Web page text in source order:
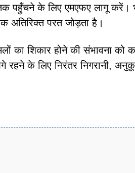
पहुँचने के लिए एमएफए लागू करें।
अतिरिक्त परत जोड़ता है।
का शिकार होने की संभावना को
रहने के लिए निरंतर निगरानी,